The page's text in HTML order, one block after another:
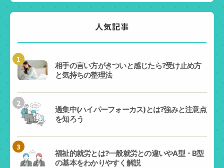
人気記事
1
相手の言い方がきついと感じたら?受け止め方
と気持ちの整理法
2
過集中(ハイパーフォーカス)とは?強みと注意点
を知ろう
3
福祉的就労とは?一般就労との違いやA型・B型
の基本をわかりやすく解説